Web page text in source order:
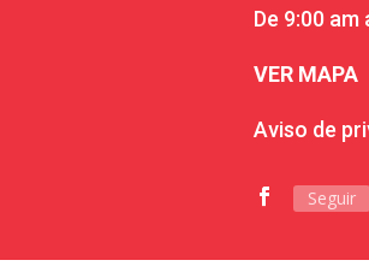
De 9:00 am
VER MAPA
Aviso de
Seguir